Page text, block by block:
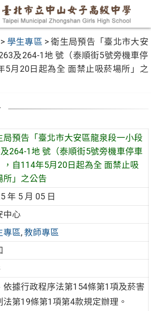
> 學生專區 >衛生局預告「臺北市大安
及264-1地 號（泰順街5號旁機車停
5月20日起為全 面禁止吸菸場所」之
局預告「臺北市大安區龍泉段一小段
264-1地 號（泰順街5號旁機車停車
，自114年5月20日起為全 面禁止吸
所」之公告
年 5 月 05 日
中心
專區, 教師專區
依據行政程序法第154條第1項及菸害
法第19條第1項第4款規定辦理。